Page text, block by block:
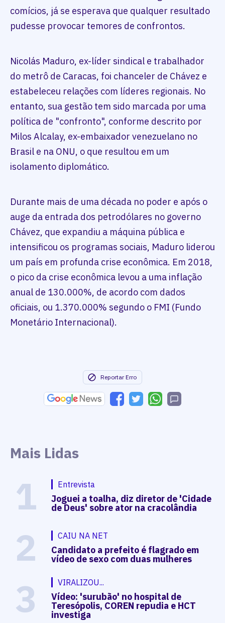
comícios, já se esperava que qualquer resultado
pudesse provocar temores de confrontos.
Nicolás Maduro, ex-líder sindical e trabalhador
do metrô de Caracas, foi chanceler de Chávez e
estabeleceu relações com líderes regionais. No
entanto, sua gestão tem sido marcada por uma
política de "confronto", conforme descrito por
Milos Alcalay, ex-embaixador venezuelano no
Brasil e na ONU, o que resultou em um
isolamento diplomático.
Durante mais de uma década no poder e após o
auge da entrada dos petrodólares no governo
Chávez, que expandiu a máquina pública e
intensificou os programas sociais, Maduro liderou
um país em profunda crise econômica. Em 2018,
o pico da crise econômica levou a uma inflação
anual de 130.000%, de acordo com dados
oficiais, ou 1.370.000% segundo o FMI (Fundo
Monetário Internacional).
Reportar Erro
Mais Lidas
1 Entrevista
Joguei a toalha, diz diretor de 'Cidade
de Deus' sobre ator na cracolândia
2 CAIU NA NET
Candidato a prefeito é flagrado em
vídeo de sexo com duas mulheres
3 VIRALIZOU...
Vídeo: 'surubão' no hospital de
Teresópolis, COREN repudia e HCT
investiga